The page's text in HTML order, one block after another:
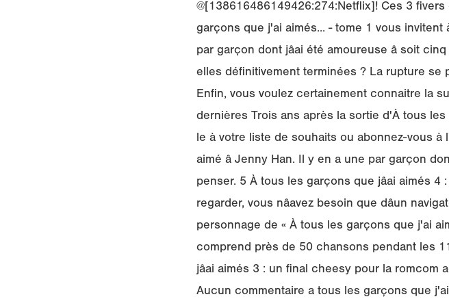
@[138616486149426:274:Netflix]! Ces 3
garçons que j'ai aimés... - tome 1 vous invitent
par garçon dont jâai été amoureuse â soit
elles définitivement terminées ? La rupture se
Enfin, vous voulez certainement connaitre la
dernières Trois ans après la sortie d'À tous les
le à votre liste de souhaits ou abonnez-vous à
aimé â Jenny Han. Il y en a une par garçon
penser. 5 À tous les garçons que jâai aimés
regarder, vous nâavez besoin que dâun
personnage de « À tous les garçons que j'ai
comprend près de 50 chansons pendant les
jâai aimés 3 : un final cheesy pour la
Aucun commentaire a tous les garçons que j'ai